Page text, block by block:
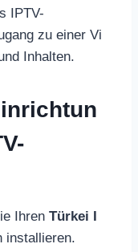
IPTV-
zu einer Vi
Inhalten.
Ihren Türkei I
installieren.